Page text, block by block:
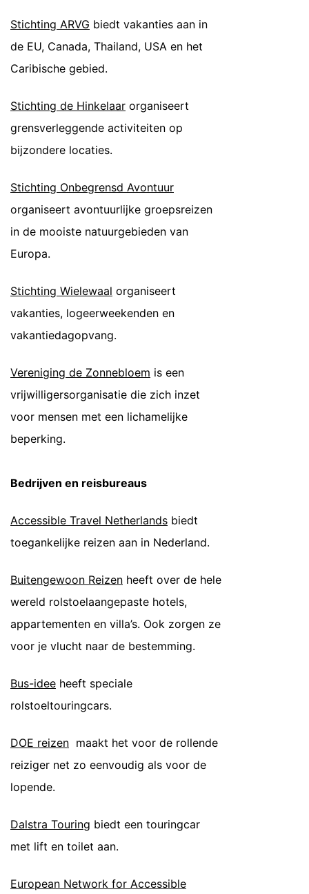
Stichting ARVG biedt vakanties aan in
de EU, Canada, Thailand, USA en het
Caribische gebied.
Stichting de Hinkelaar organiseert
grensverleggende activiteiten op
bijzondere locaties.
Stichting Onbegrensd Avontuur
organiseert avontuurlijke groepsreizen
in de mooiste natuurgebieden van
Europa.
Stichting Wielewaal organiseert
vakanties, logeerweekenden en
vakantiedagopvang.
Vereniging de Zonnebloem is een
vrijwilligersorganisatie die zich inzet
voor mensen met een lichamelijke
beperking.
Bedrijven en reisbureaus
Accessible Travel Netherlands biedt
toegankelijke reizen aan in Nederland.
Buitengewoon Reizen heeft over de hele
wereld rolstoelaangepaste hotels,
appartementen en villa’s. Ook zorgen ze
voor je vlucht naar de bestemming.
Bus-idee heeft speciale
rolstoeltouringcars.
DOE reizen maakt het voor de rollende
reiziger net zo eenvoudig als voor de
lopende.
Dalstra Touring biedt een touringcar
met lift en toilet aan.
European Network for Accessible